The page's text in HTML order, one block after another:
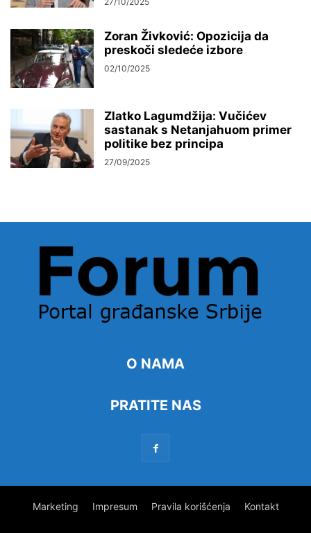
Zoran Živković: Opozicija da
preskoči sledeće izbore
02/10/2025
Zlatko Lagumdžija: Vučićev
sastanak s Netanjahuom primer
politike bez principa
27/09/2025
O NAMA
PRATITE NAS
Marketing Impresum Pravila korišćenja Kontakt